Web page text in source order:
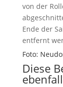
von der
Ende der
entfernt
Foto:
Diese